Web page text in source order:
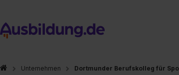
Unternehmen Dortmunder Berufskolleg für